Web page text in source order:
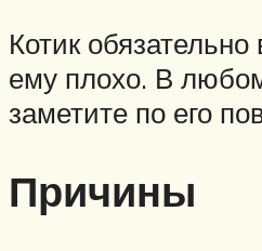
Котик
ему плохо. В
заметите по его
Причины